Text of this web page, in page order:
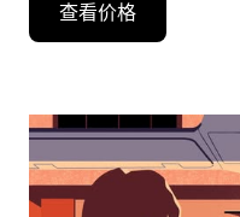
向
头
浏
查看价格